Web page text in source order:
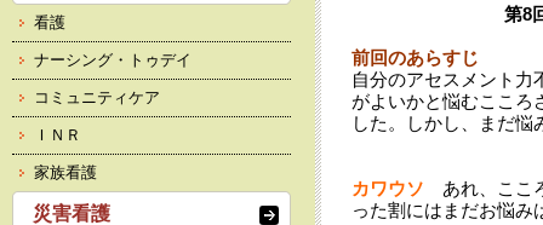
第8
前回のあらすじ
自分のアセスメント力
がよいかと悩むこころ
した。しかし、まだ
カワウソ あれ、ここ
った割にはまだお悩み
看護
ナーシング・トゥデイ
コミュニティケア
ＩＮＲ
家族看護
災害看護